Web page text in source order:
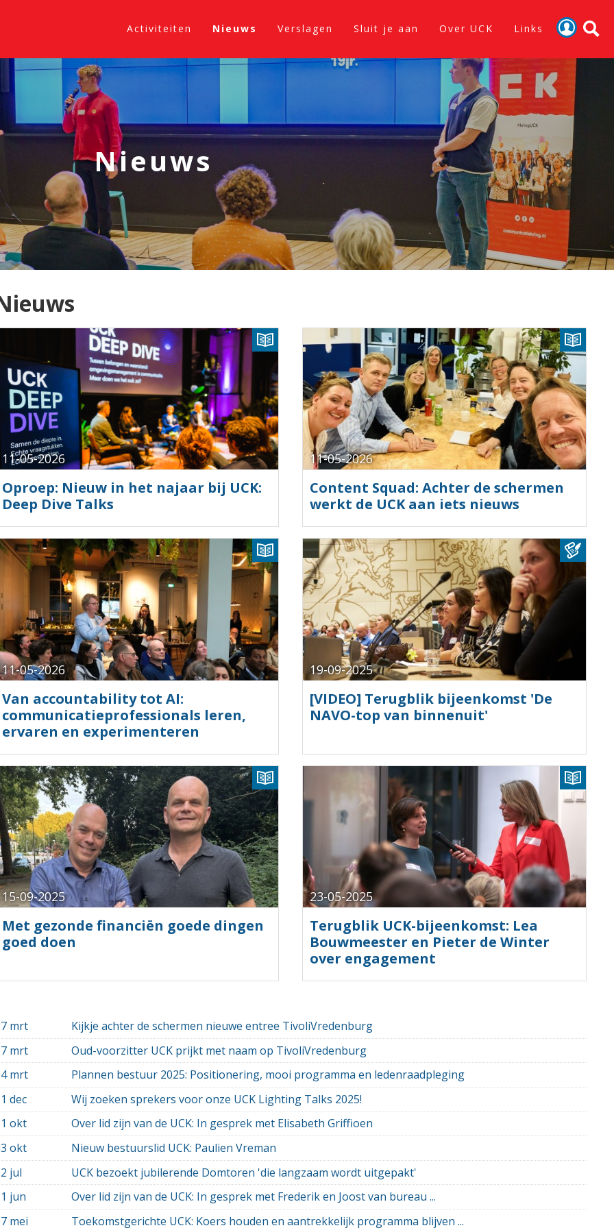
Activiteiten Nieuws Verslagen Sluit je aan Over UCK Links
Nieuws
Oproep: Nieuw in het najaar bij UCK:
Deep Dive Talks
11-05-2026
Content Squad: Achter de schermen
werkt de UCK aan iets nieuws
11-05-2026
Van accountability tot AI:
communicatieprofessionals leren,
ervaren en experimenteren
11-05-2026
[VIDEO] Terugblik bijeenkomst 'De
NAVO-top van binnenuit'
19-09-2025
Met gezonde financiën goede dingen
goed doen
15-09-2025
Terugblik UCK-bijeenkomst: Lea
Bouwmeester en Pieter de Winter
over engagement
23-05-2025
mrt
Kijkje achter de schermen nieuwe entree TivoliVredenburg
mrt
Oud-voorzitter UCK prijkt met naam op TivoliVredenburg
mrt
Plannen bestuur 2025: Positionering, mooi programma en ledenraadpleging
dec
Wij zoeken sprekers voor onze UCK Lighting Talks 2025!
okt
Over lid zijn van de UCK: In gesprek met Elisabeth Griffioen
okt
Nieuw bestuurslid UCK: Paulien Vreman
jul
UCK bezoekt jubilerende Domtoren 'die langzaam wordt uitgepakt'
jun
Over lid zijn van de UCK: In gesprek met Frederik en Joost van bureau ...
mei
Toekomstgerichte UCK: Koers houden en aantrekkelijk programma blijven ...
Activiteiten
Nieuws
Verslagen
Sluit je aan
Over UCK
Links